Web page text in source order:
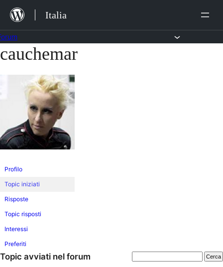
Salta
contenuto
Italia
Vai
contenuto
cauchemar
Profilo
Topic iniziati
Risposte
Topic risposti
Interessi
Preferiti
Topic avviati nel forum